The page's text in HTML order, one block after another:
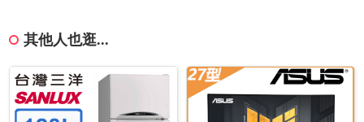
其他人也逛...